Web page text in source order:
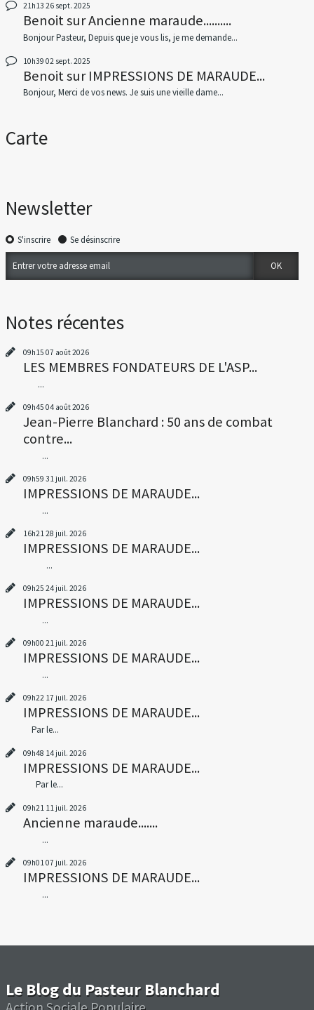
21h13 26 sept. 2025
BenoitsurAncienne maraude..........
Bonjour Pasteur, Depuis que je vous lis, je me demande...
10h39 02 sept. 2025
BenoitsurIMPRESSIONS DE MARAUDE...
Bonjour, Merci de vos news. Je suis une vieille dame...
Carte
Newsletter
S'inscrire Se désinscrire
Notes récentes
09h15 07 août 2026
LES MEMBRES FONDATEURS DE L'ASP...
...
09h45 04 août 2026
Jean-Pierre Blanchard : 50 ans de combat
contre...
...
09h59 31 juil. 2026
IMPRESSIONS DE MARAUDE...
...
16h2128 juil. 2026
IMPRESSIONS DE MARAUDE...
...
09h25 24 juil. 2026
IMPRESSIONS DE MARAUDE...
...
09h00 21 juil. 2026
IMPRESSIONS DE MARAUDE...
...
09h22 17 juil. 2026
IMPRESSIONS DE MARAUDE...
Par le...
09h48 14 juil. 2026
IMPRESSIONS DE MARAUDE...
Par le...
09h21 11 juil. 2026
Ancienne maraude.......
...
09h01 07 juil. 2026
IMPRESSIONS DE MARAUDE...
...
Le Blog du Pasteur Blanchard